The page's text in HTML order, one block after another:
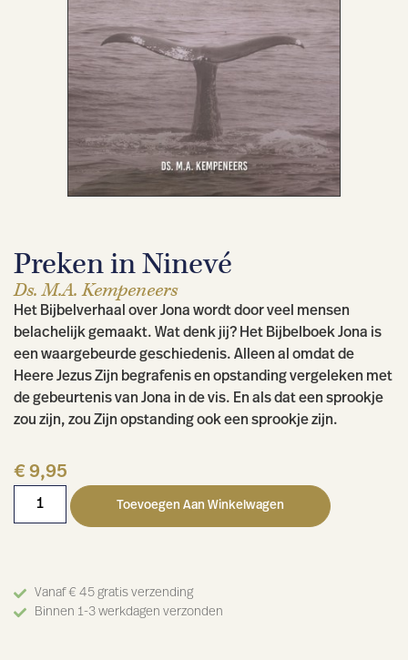
Preken in Ninevé
Ds. M.A. Kempeneers
Het Bijbelverhaal over Jona wordt door veel mensen
belachelijk gemaakt. Wat denk jij? Het Bijbelboek Jona is
een waargebeurde geschiedenis. Alleen al omdat de
Heere Jezus Zijn begrafenis en opstanding vergeleken met
de gebeurtenis van Jona in de vis. En als dat een sprookje
zou zijn, zou Zijn opstanding ook een sprookje zijn.
€ 9,95
Toevoegen Aan Winkelwagen
Vanaf € 45 gratis verzending
Binnen 1-3 werkdagen verzonden